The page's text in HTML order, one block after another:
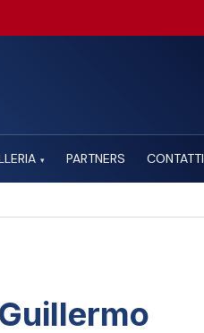
▾ PARTNERS CONTATTI